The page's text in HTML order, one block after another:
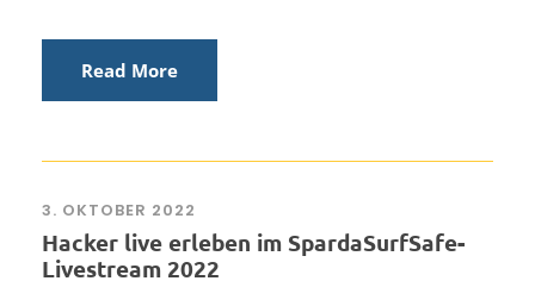
Read More
3. OKTOBER 2022
Hacker live erleben im SpardaSurfSafe-
Livestream 2022